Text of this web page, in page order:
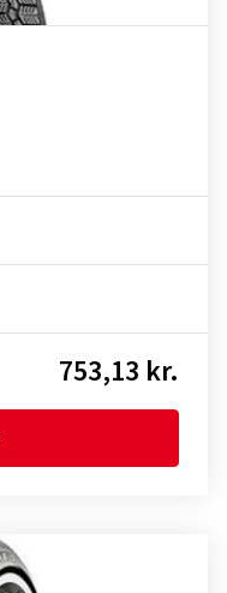
753,13 kr.